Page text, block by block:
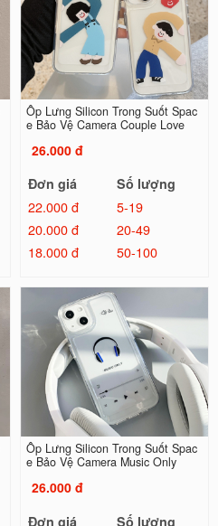
Ốp Lưng Silicon Trong Suốt Spac
e Bảo Vệ Camera Couple Love
26.000 đ
Đơn giá
Số lượng
22.000 đ
5-19
20.000 đ
20-49
18.000 đ
50-100
Ốp Lưng Silicon Trong Suốt Spac
e Bảo Vệ Camera Music Only
26.000 đ
Đơn giá
Số lượng